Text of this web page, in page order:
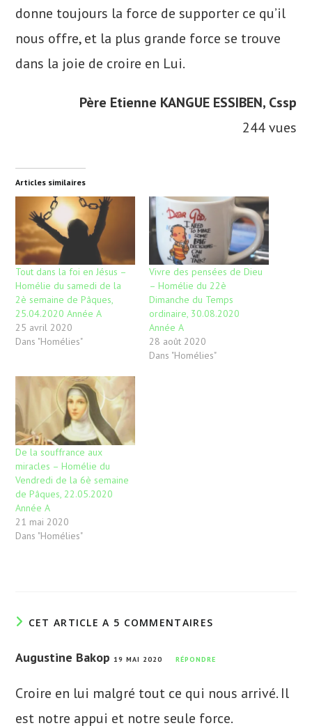
donne toujours la force de supporter ce qu’il
nous offre, et la plus grande force se trouve
dans la joie de croire en Lui.
Père Etienne KANGUE ESSIBEN, Cssp
244 vues
Articles similaires
Tout dans la foi en Jésus –
Homélie du samedi de la
2è semaine de Pâques,
25.04.2020 Année A
25 avril 2020
Dans "Homélies"
Vivre des pensées de Dieu
– Homélie du 22è
Dimanche du Temps
ordinaire, 30.08.2020
Année A
28 août 2020
Dans "Homélies"
De la souffrance aux
miracles – Homélie du
Vendredi de la 6è semaine
de Pâques, 22.05.2020
Année A
21 mai 2020
Dans "Homélies"
CET ARTICLE A 5 COMMENTAIRES
Augustine Bakop 19 MAI 2020 RÉPONDRE
Croire en lui malgré tout ce qui nous arrivé. Il
est notre appui et notre seule force.